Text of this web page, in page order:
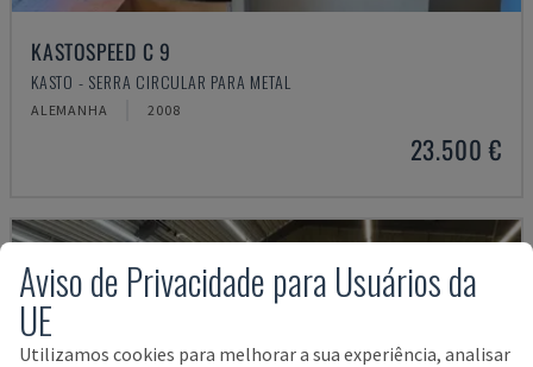
KASTOSPEED C 9
KASTO - SERRA CIRCULAR PARA METAL
ALEMANHA 2008
23.500 €
Aviso de Privacidade para Usuários da
UE
Utilizamos cookies para melhorar a sua experiência, analisar